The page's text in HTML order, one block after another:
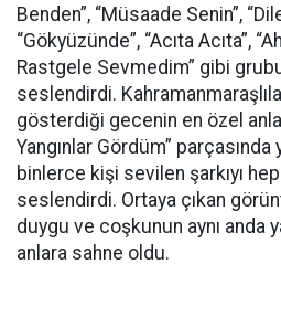
Benden”, “Müsaade Senin”,
“Gökyüzünde”, “Acıta Acıta”,
Rastgele Sevmedim” gibi
seslendirdi.
gösterdiği gecenin en özel
Yangınlar Gördüm”
binlerce kişi sevilen şarkıyı
seslendirdi. Ortaya çıkan
duygu ve coşkunun aynı anda
anlara sahne oldu.